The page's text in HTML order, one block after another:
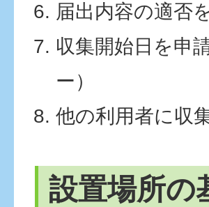
届出内容の適否
収集開始日を申
ー）
他の利用者に収
設置場所の